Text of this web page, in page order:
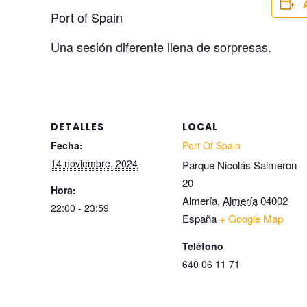
Port of Spain
Una sesión diferente llena de sorpresas.
DETALLES
Fecha:
14 noviembre, 2024
Hora:
22:00 - 23:59
LOCAL
Port Of Spain
Parque Nicolás Salmeron
20
Almería, Almería04002
España + Google Map
Teléfono
640 06 11 71